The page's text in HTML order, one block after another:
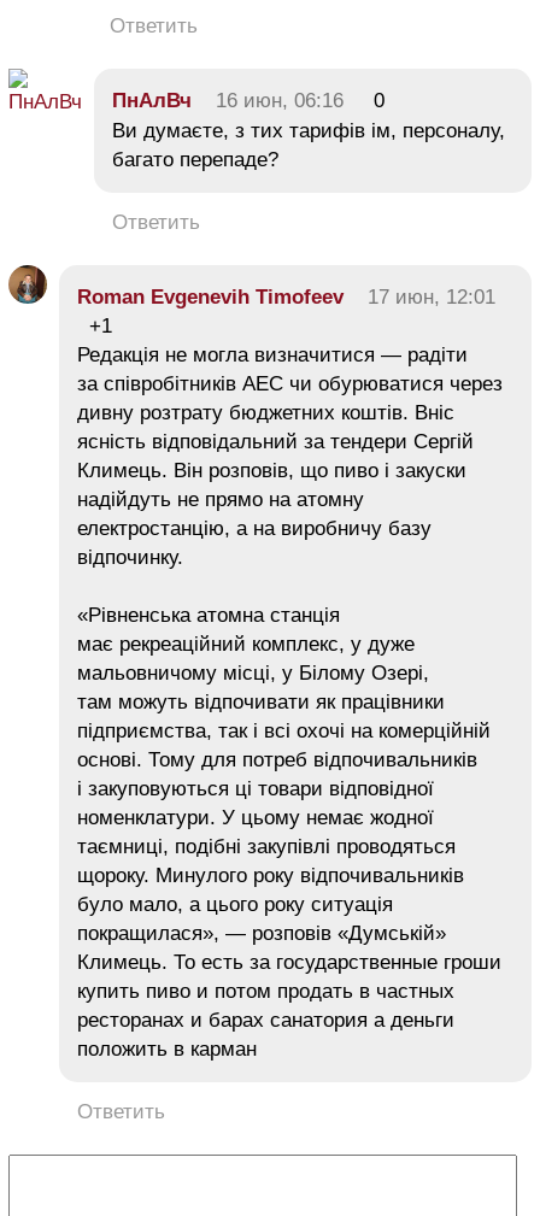
Ответить
ПнАлВч 16 июн, 06:16
0
Ви думаєте, з тих тарифів ім, персоналу,
багато перепаде?
Ответить
Roman Evgenevih Timofeev
17 июн, 12:01
+1
Редакція не могла визначитися — радіти
за співробітників АЕС чи обурюватися через
дивну розтрату бюджетних коштів. Вніс
ясність відповідальний за тендери Сергій
Климець. Він розповів, що пиво і закуски
надійдуть не прямо на атомну
електростанцію, а на виробничу базу
відпочинку.
«Рівненська атомна станція
має рекреаційний комплекс, у дуже
мальовничому місці, у Білому Озері,
там можуть відпочивати як працівники
підприємства, так і всі охочі на комерційній
основі. Тому для потреб відпочивальників
і закуповуються ці товари відповідної
номенклатури. У цьому немає жодної
таємниці, подібні закупівлі проводяться
щороку. Минулого року відпочивальників
було мало, а цього року ситуація
покращилася», — розповів «Думській»
Климець. То есть за государственные гроши
купить пиво и потом продать в частных
ресторанах и барах санатория а деньги
положить в карман
Ответить